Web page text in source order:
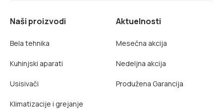
Naši proizvodi
Bela tehnika
Kuhinjski aparati
Usisivači
Klimatizacije i grejanje
Aktuelnosti
Mesečna akcija
Nedeljna akcija
Produžena Garancija